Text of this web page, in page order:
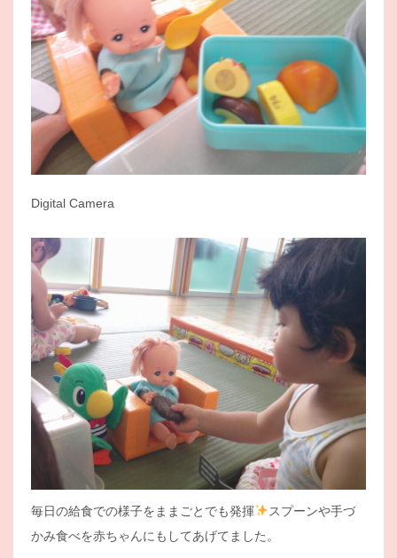
Digital Camera
毎日の給食での様子をままごとでも発揮
スプーンや手づ
かみ食べを赤ちゃんにもしてあげてました。